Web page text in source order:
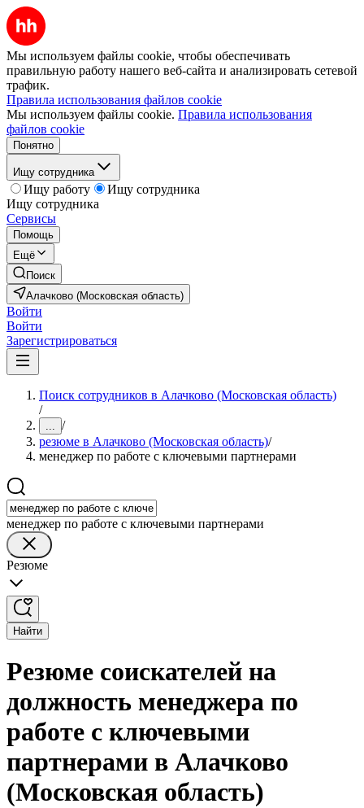
Мы используем файлы cookie, чтобы обеспечивать
правильную работу нашего веб-сайта и анализировать сетевой
трафик.
Правила использования файлов cookie
Мы используем файлы cookie. Правила использования
файлов cookie
Понятно
Ищу сотрудника
Ищу работу
Ищу сотрудника
Ищу сотрудника
Сервисы
Помощь
Ещё
Поиск
Алачково (Московская область)
Войти
Войти
Зарегистрироваться
Поиск сотрудников в Алачково (Московская область)
/
... /
резюме в Алачково (Московская область)/
менеджер по работе с ключевыми партнерами
менеджер по работе с ключевыми партнерами
Резюме
Найти
Резюме соискателей на
должность менеджера по
работе с ключевыми
партнерами в Алачково
(Московская область)